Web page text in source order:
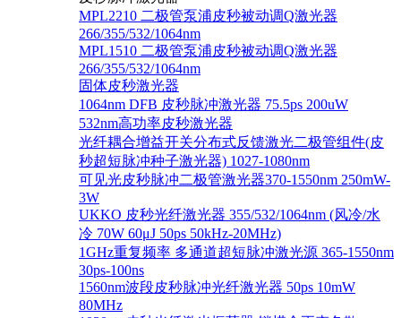
​MPL2210 二极管泵浦皮秒被动调Q激光器
266/355/532/1064nm
MPL1510 二极管泵浦皮秒被动调Q激光器
266/355/532/1064nm
固体皮秒激光器
1064nm DFB 皮秒脉冲激光器 75.5ps 200uW
532nm高功率皮秒激光器
光纤耦合增益开关分布式反馈激光二极管组件(皮
秒超短脉冲种子激光器) 1027-1080nm
可见光皮秒脉冲二极管激光器370-1550nm 250mW-
3W
UKKO 皮秒光纤激光器 355/532/1064nm (风冷/水
冷 70W 60μJ 50ps 50kHz-20MHz)
1GHz重复频率 多通道超短脉冲激光源 365-1550nm
30ps-100ns
1560nm波段皮秒脉冲光纤激光器 50ps 10mW
80MHz